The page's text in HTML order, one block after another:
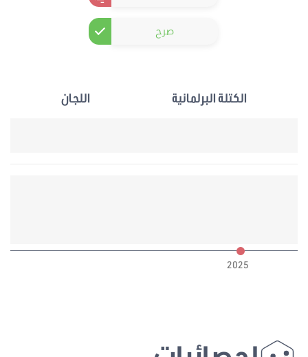
صرح
الكتلة البرلمانية اللجان
2025